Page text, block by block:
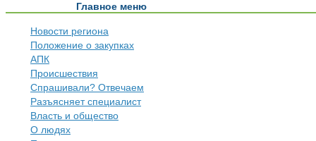
Главное меню
Новости региона
Положение о закупках
АПК
Происшествия
Спрашивали? Отвечаем
Разъясняет специалист
Власть и общество
О людях